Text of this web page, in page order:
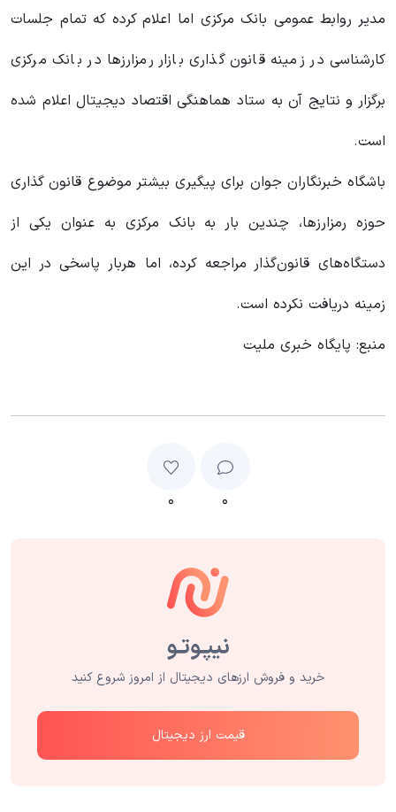
مدیر روابط عمومی بانک مرکزی اما اعلام کرده که تمام جلسات
کارشناسی در زمینه قانون گذاری بازار رمزارزها در بانک مرکزی
برگزار و نتایج آن به ستاد هماهنگی اقتصاد دیجیتال اعلام شده
است.
باشگاه خبرنگاران جوان برای پیگیری بیشتر موضوع قانون گذاری
حوزه رمزارزها، چندین بار به بانک مرکزی به عنوان یکی از
دستگاه‌های قانون‌گذار مراجعه کرده، اما هربار پاسخی در این
زمینه دریافت نکرده است.
منبع: پایگاه خبری ملیت
۰ ۰
خرید و فروش ارزهای دیجیتال از امروز شروع کنید
قیمت ارز دیجیتال